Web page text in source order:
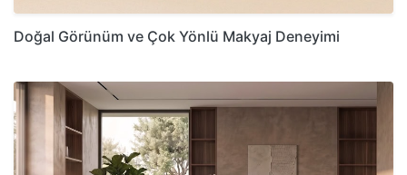
Doğal Görünüm ve Çok Yönlü Makyaj Deneyimi